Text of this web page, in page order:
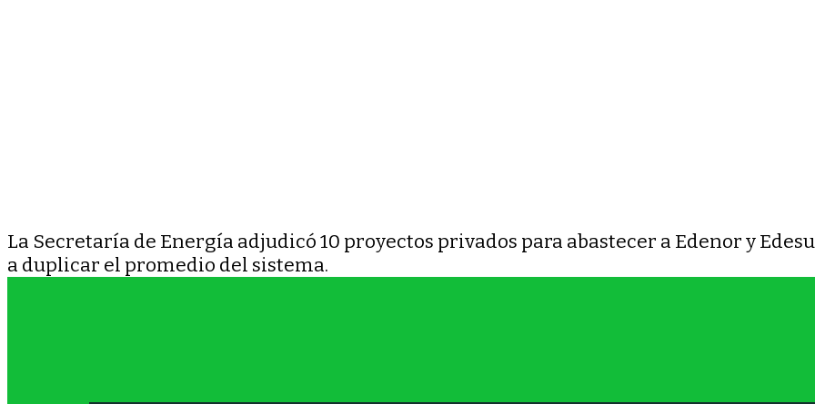
La Secretaría de Energía adjudicó 10 proyectos privados para abastecer a Edenor y
a duplicar el promedio del sistema.